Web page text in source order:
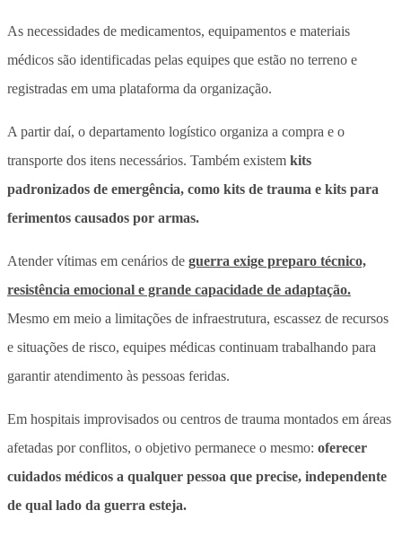
As necessidades de medicamentos, equipamentos e materiais
médicos são identificadas pelas equipes que estão no terreno e
registradas em uma plataforma da organização.
A partir daí, o departamento logístico organiza a compra e o
transporte dos itens necessários. Também existem kits
padronizados de emergência, como kits de trauma e kits para
ferimentos causados por armas.
Atender vítimas em cenários de guerra exige preparo técnico,
resistência emocional e grande capacidade de adaptação.
Mesmo em meio a limitações de infraestrutura, escassez de recursos
e situações de risco, equipes médicas continuam trabalhando para
garantir atendimento às pessoas feridas.
Em hospitais improvisados ou centros de trauma montados em áreas
afetadas por conflitos, o objetivo permanece o mesmo: oferecer
cuidados médicos a qualquer pessoa que precise, independente
de qual lado da guerra esteja.